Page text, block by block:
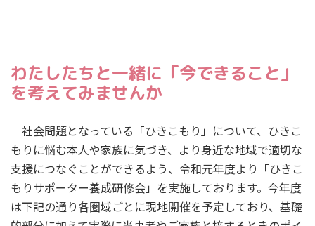
わたしたちと一緒に「今できること」
を考えてみませんか
社会問題となっている「ひきこもり」について、ひきこ
もりに悩む本人や家族に気づき、より身近な地域で適切な
支援につなぐことができるよう、令和元年度より「ひきこ
もりサポーター養成研修会」を実施しております。今年度
は下記の通り各圏域ごとに現地開催を予定しており、基礎